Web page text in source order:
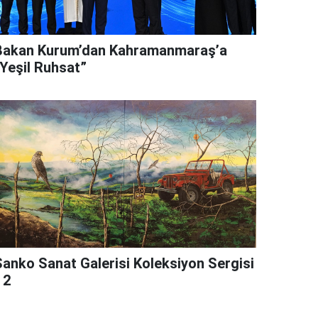
Kurum’dan Kahramanmaraş’a
Ruhsat”
Sanat Galerisi Koleksiyon Sergisi